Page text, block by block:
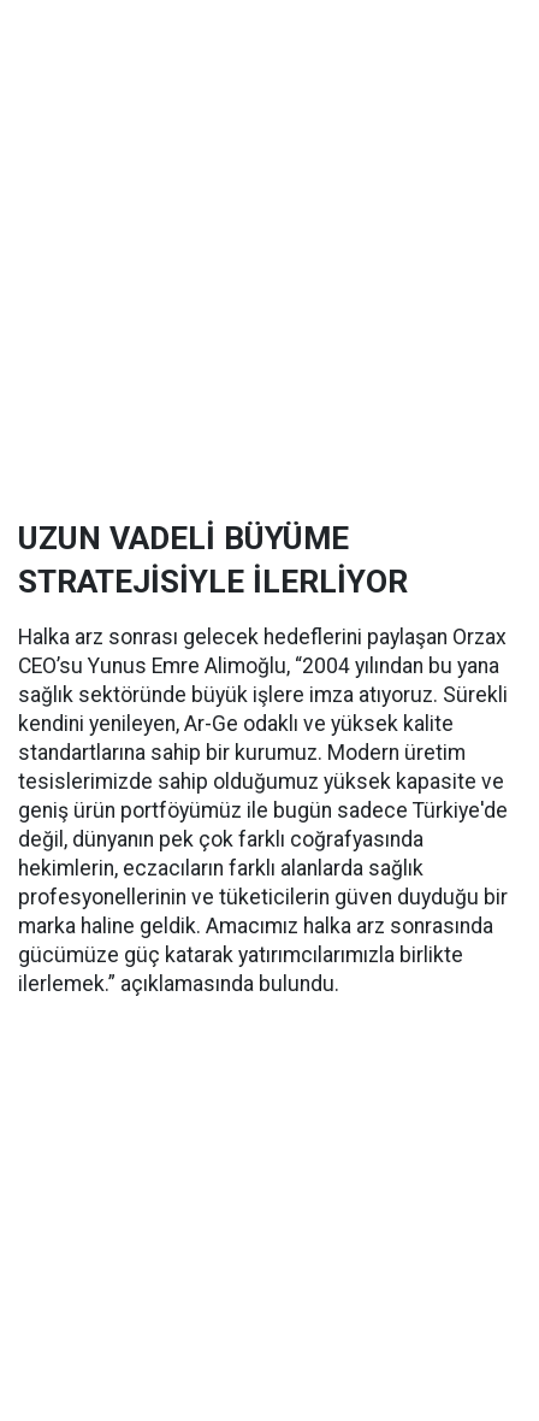
UZUN VADELİ BÜYÜME
STRATEJİSİYLE İLERLİYOR
Halka arz sonrası gelecek hedeflerini paylaşan Orzax
CEO’su Yunus Emre Alimoğlu, “2004 yılından bu yana
sağlık sektöründe büyük işlere imza atıyoruz. Sürekli
kendini yenileyen, Ar-Ge odaklı ve yüksek kalite
standartlarına sahip bir kurumuz. Modern üretim
tesislerimizde sahip olduğumuz yüksek kapasite ve
geniş ürün portföyümüz ile bugün sadece Türkiye'de
değil, dünyanın pek çok farklı coğrafyasında
hekimlerin, eczacıların farklı alanlarda sağlık
profesyonellerinin ve tüketicilerin güven duyduğu bir
marka haline geldik. Amacımız halka arz sonrasında
gücümüze güç katarak yatırımcılarımızla birlikte
ilerlemek.” açıklamasında bulundu.